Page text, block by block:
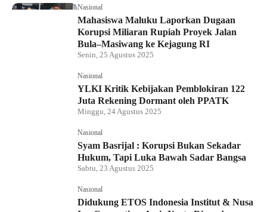
Nasional
Mahasiswa Maluku Laporkan Dugaan
Korupsi Miliaran Rupiah Proyek Jalan
Bula–Masiwang ke Kejagung RI
Senin, 25 Agustus 2025
Nasional
YLKI Kritik Kebijakan Pemblokiran 122
Juta Rekening Dormant oleh PPATK
Minggu, 24 Agustus 2025
Nasional
Syam Basrijal : Korupsi Bukan Sekadar
Hukum, Tapi Luka Bawah Sadar Bangsa
Sabtu, 23 Agustus 2025
Nasional
Didukung ETOS Indonesia Institut & Nusa